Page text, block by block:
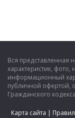
Вся представленная
характеристик, фото,
информационный
публичной офертой,
Гражданского
Карта сайта |